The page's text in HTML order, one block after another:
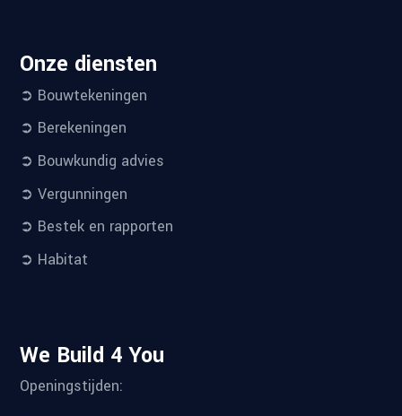
Onze diensten
➲ Bouwtekeningen
➲ Berekeningen
➲ Bouwkundig advies
➲ Vergunningen
➲ Bestek en rapporten
➲ Habitat
We Build 4 You
Openingstijden: